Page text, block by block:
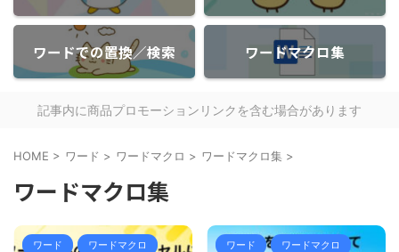
ワードでの置換／検索 ワードマクロ集
記事内に商品プロモーションリンクを含む場合があります
HOME > ワード > ワードマクロ > ワードマクロ集 >
ワードマクロ集
ワード ワードマクロ ワード ワードマクロ